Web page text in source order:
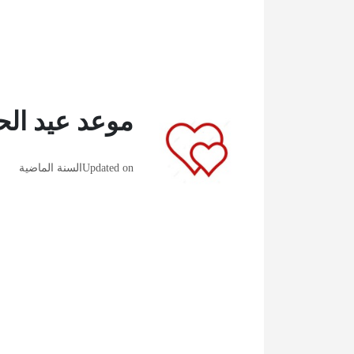
موعد عيد الحب
Updated onالسنة الماضية